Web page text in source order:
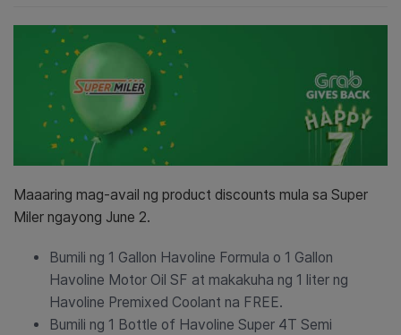
Maaaring mag-avail ng product discounts mula sa Super
Miler ngayong June 2.
Bumili ng 1 Gallon Havoline Formula o 1 Gallon
Havoline Motor Oil SF at makakuha ng 1 liter ng
Havoline Premixed Coolant na FREE.
Bumili ng 1 Bottle of Havoline Super 4T Semi